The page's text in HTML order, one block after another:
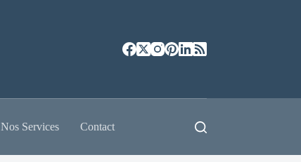
Nos Services Contact